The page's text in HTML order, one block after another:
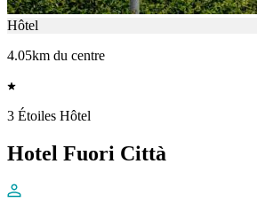
Hôtel
4.05km du centre
3 Étoiles Hôtel
Hotel Fuori Città